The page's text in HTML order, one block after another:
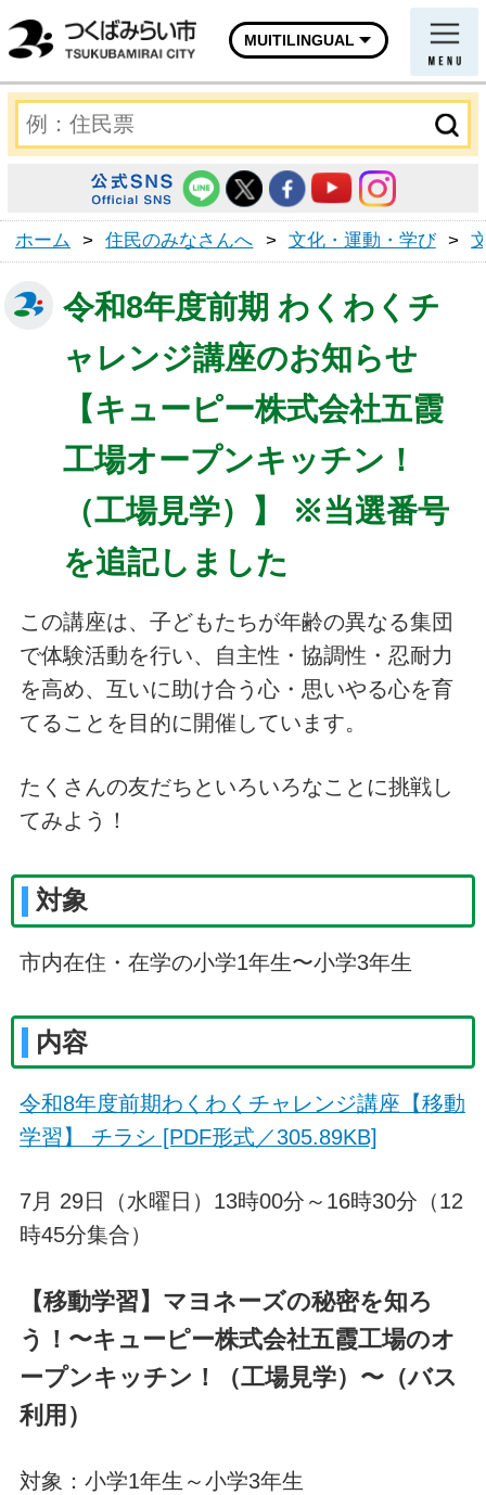
MUITILINGUAL
ホーム > 住民のみなさんへ > 文化・運動・学び >
令和8年度前期 わくわくチ
ャレンジ講座のお知らせ
【キューピー株式会社五霞
工場オープンキッチン！
（工場見学）】 ※当選番号
を追記しました
この講座は、子どもたちが年齢の異なる集団
で体験活動を行い、自主性・協調性・忍耐力
を高め、互いに助け合う心・思いやる心を育
てることを目的に開催しています。
たくさんの友だちといろいろなことに挑戦し
てみよう！
対象
市内在住・在学の小学1年生〜小学3年生
内容
令和8年度前期わくわくチャレンジ講座【移動
学習】 チラシ [PDF形式／305.89KB]
7月 29日（水曜日）13時00分～16時30分（12
時45分集合）
【移動学習】マヨネーズの秘密を知ろ
う！〜キューピー株式会社五霞工場のオ
ープンキッチン！（工場見学）〜（バス
利用）
対象：小学1年生～小学3年生